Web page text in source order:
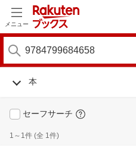
メニュー
本
セーフサーチ
1～1件 (全 1件)